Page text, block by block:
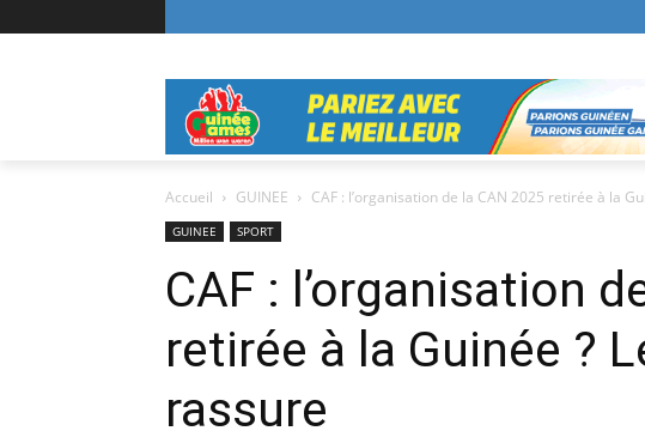
Accueil GUINEE CAF : l’organisation de la CAN 2025 retirée à la
GUINEE SPORT
CAF : l’organisation
retirée à la Guinée ?
rassure